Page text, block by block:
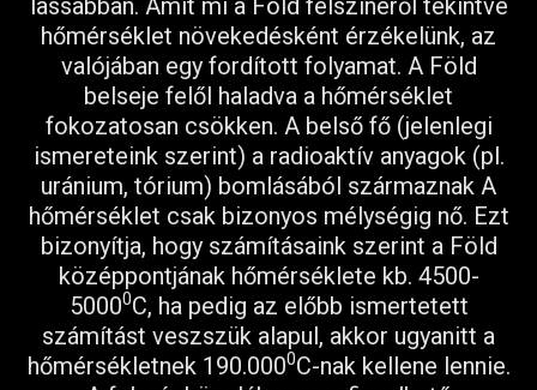
hőmérséklet növekedésként érzékelünk, az
valójában egy fordított folyamat. A Föld
belseje felől haladva a hőmérséklet
fokozatosan csökken. A belső fő (jelenlegi
ismereteink szerint) a radioaktív anyagok (pl.
uránium, tórium) bomlásából származnak A
hőmérséklet csak bizonyos mélységig nő. Ezt
bizonyítja, hogy számításaink szerint a Föld
középpontjának hőmérséklete kb. 4500-
50000C, ha pedig az előbb ismertetett
számítást veszszük alapul, akkor ugyanitt a
hőmérsékletnek 190.0000C-nak kellene lennie.